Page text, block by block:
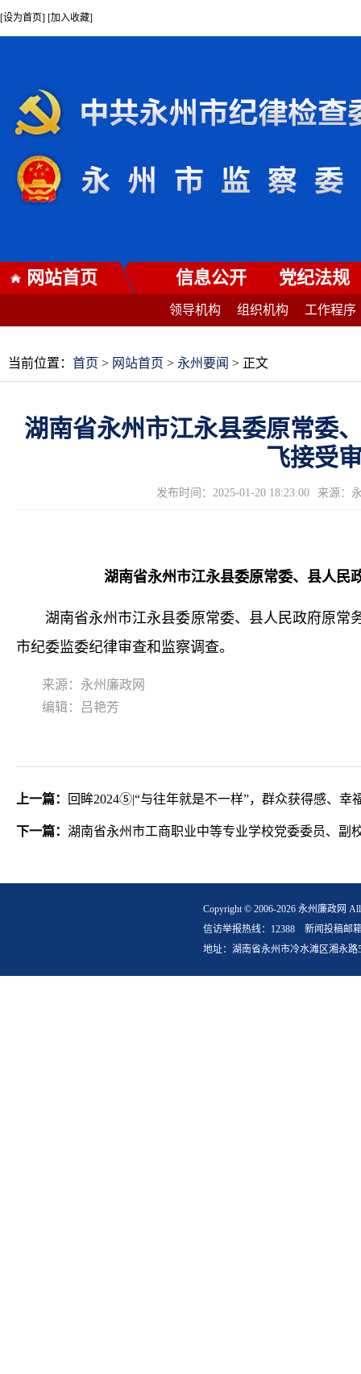
[设为首页] [加入收藏]
网站首页 信息公开 党纪法规
领导机构 组织机构 工作程序
当前位置： 首页 > 网站首页 > 永州要闻 > 正文
湖南省永州市江永县委原常委
飞接受
发布时间：2025-01-20 18:23:00 来源：
湖南省永州市江永县委原常委、县人民
湖南省永州市江永县委原常委、县人民政府原常
市纪委监委纪律审查和监察调查。
来源：永州廉政网
编辑：吕艳芳
上一篇： 回眸2024⑤|“与往年就是不一样”，群众获得感、
下一篇： 湖南省永州市工商职业中等专业学校党委委员、副
Copyright © 2006-2026 永州廉政网
信访举报热线：12388 新闻投稿邮
地址：湖南省永州市冷水滩区湘永